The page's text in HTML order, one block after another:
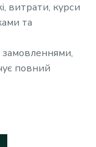
витрати, курси
та
замовленнями,
повний